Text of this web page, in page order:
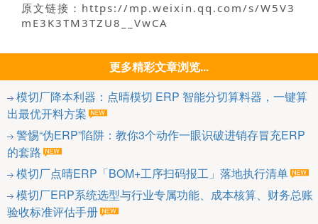
原文链接：https://mp.weixin.qq.com/s/W5V3
mE3K3TM3TZU8__VwCA
更多精彩文章浏览...
模切厂降本利器：点晴模切 ERP 智能分切算料器，一键算
出最优开料方案
警惕“伪ERP”陷阱：教你3个动作一眼识破进销存冒充ERP
的套路
模切厂点晴ERP「BOM+工序扫码报工」落地执行清单
模切厂ERP系统选型与行业专属功能、成本核算、财务总账
验收标准评估手册